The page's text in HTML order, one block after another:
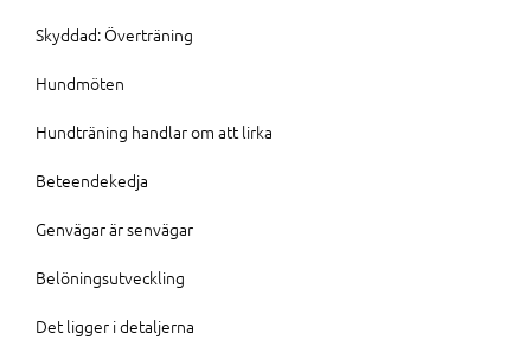
Skyddad: Överträning
Hundmöten
Hundträning handlar om att lirka
Beteendekedja
Genvägar är senvägar
Belöningsutveckling
Det ligger i detaljerna